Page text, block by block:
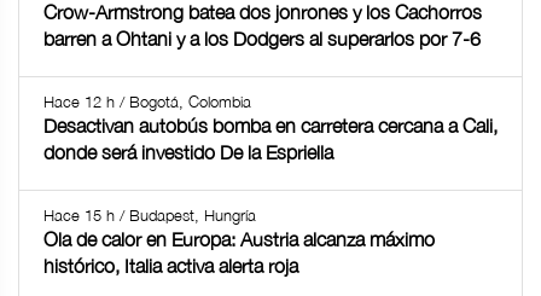
Crow-Armstrong batea dos jonrones y los Cachorros
barren a Ohtani y a los Dodgers al superarlos por 7-6
Hace 12 h / Bogotá, Colombia
Desactivan autobús bomba en carretera cercana a Cali,
donde será investido De la Espriella
Hace 15 h / Budapest, Hungría
Ola de calor en Europa: Austria alcanza máximo
histórico, Italia activa alerta roja